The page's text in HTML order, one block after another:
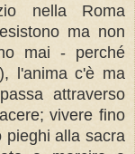
nella Roma
ma non
mai - perché
l'anima c'è ma
attraverso
vivere fino
alla sacra